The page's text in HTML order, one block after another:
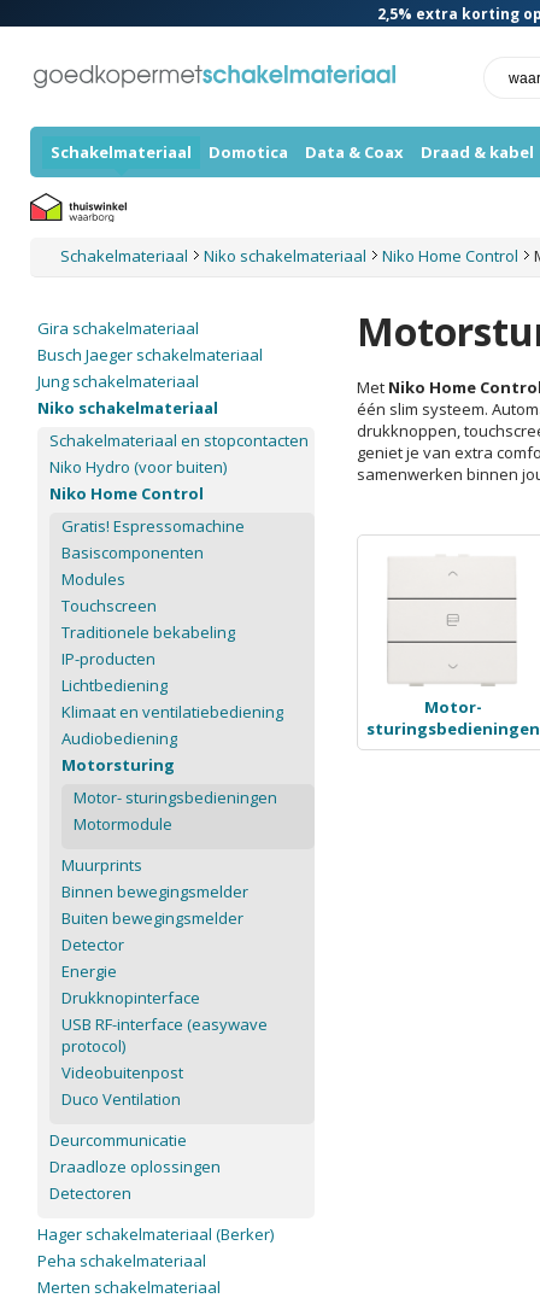
2,5% extra korting
Schakelmateriaal Domotica Data & Coax Draad & kabel
Schakelmateriaal Niko schakelmateriaal Niko Home Control
Met Niko Home
één slim systeem.
drukknoppen,
geniet je van extra
samenwerken binnen
Motor-
sturingsbedieningen
Gira schakelmateriaal
Busch Jaeger schakelmateriaal
Jung schakelmateriaal
Niko schakelmateriaal
Schakelmateriaal en stopcontacten
Niko Hydro (voor buiten)
Niko Home Control
Gratis! Espressomachine
Basiscomponenten
Modules
Touchscreen
Traditionele bekabeling
IP-producten
Lichtbediening
Klimaat en ventilatiebediening
Audiobediening
Motorsturing
Motor- sturingsbedieningen
Motormodule
Muurprints
Binnen bewegingsmelder
Buiten bewegingsmelder
Detector
Energie
Drukknopinterface
USB RF-interface (easywave
protocol)
Videobuitenpost
Duco Ventilation
Deurcommunicatie
Draadloze oplossingen
Detectoren
Hager schakelmateriaal (Berker)
Peha schakelmateriaal
Merten schakelmateriaal